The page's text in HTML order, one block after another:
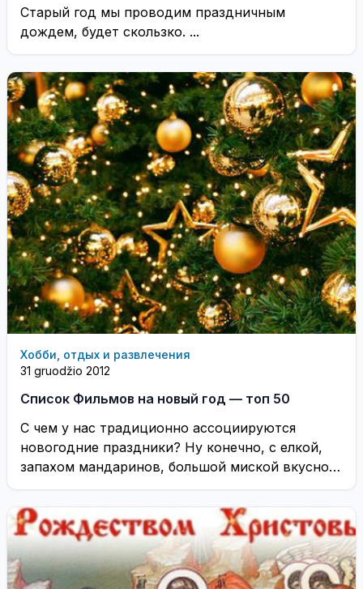
Старый год мы проводим праздничным
дождем, будет скользко. ...
Хобби, отдых и развлечения
31 gruodžio 2012
Список Фильмов на новый год — топ 50
С чем у нас традиционно ассоциируются
новогодние праздники? Ну конечно, с елкой,
запахом мандаринов, большой миской вкусного
«оливье». А еще ...